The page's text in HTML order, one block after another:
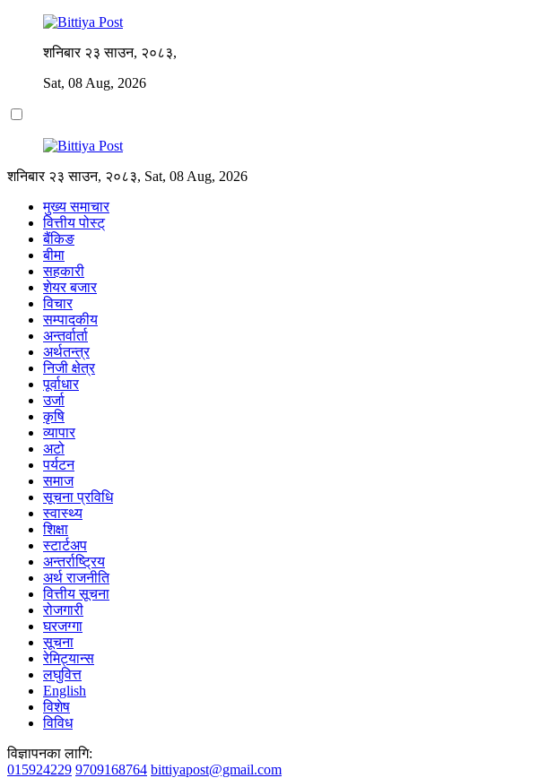
शनिबार २३ साउन, २०८३,
Sat, 08 Aug, 2026
शनिबार २३ साउन, २०८३, Sat, 08 Aug, 2026
मुख्य समाचार
वित्तीय पोस्ट्
बैंकिङ
बीमा
सहकारी
शेयर बजार
विचार
सम्पादकीय
अन्तर्वार्ता
अर्थतन्त्र
निजी क्षेत्र
पूर्वाधार
उर्जा
कृषि
व्यापार
अटो
पर्यटन
समाज
सूचना प्रविधि
स्वास्थ्य
शिक्षा
स्टार्टअप
अन्तर्राष्ट्रिय
अर्थ राजनीति
वित्तीय सूचना
रोजगारी
घरजग्गा
सूचना
रेमिट्यान्स
लघुवित्त
English
विशेष
विविध
विज्ञापनका लागि:
015924229 9709168764 bittiyapost@gmail.com